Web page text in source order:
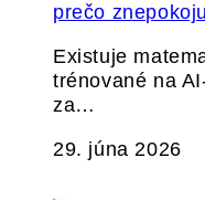
prečo
Existuje
trénované na
za…
29. júna 2026